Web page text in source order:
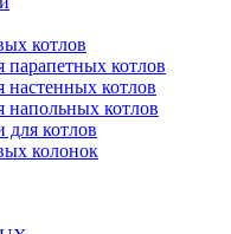
котлов
парапетных котлов
настенных котлов
напольных котлов
для котлов
колонок